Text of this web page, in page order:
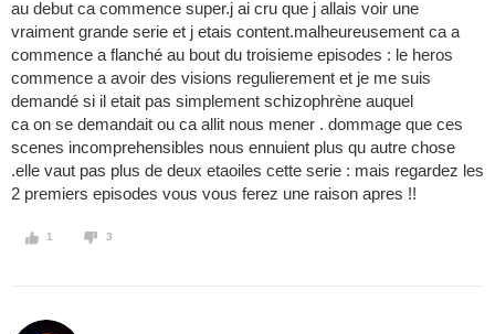
au debut ca commence super.j ai cru que j allais voir une
vraiment grande serie et j etais content.malheureusement ca a
commence a flanché au bout du troisieme episodes : le heros
commence a avoir des visions regulierement et je me suis
demandé si il etait pas simplement schizophrène auquel
ca on se demandait ou ca allit nous mener . dommage que ces
scenes incomprehensibles nous ennuient plus qu autre chose
.elle vaut pas plus de deux etaoiles cette serie : mais regardez les
2 premiers episodes vous vous ferez une raison apres !!
1 3